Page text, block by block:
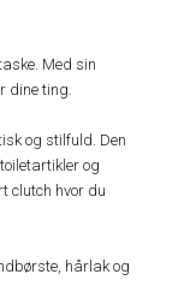
Med sin
dine ting.
og stilfuld. Den
og
clutch hvor du
hårlak og